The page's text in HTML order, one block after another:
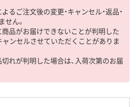
るご注文後の変更・キャンセル・返品・
せん。
商品がお届けできないことが判明した
ャンセルさせていただくことがありま
切れが判明した場合は、入荷次第のお届